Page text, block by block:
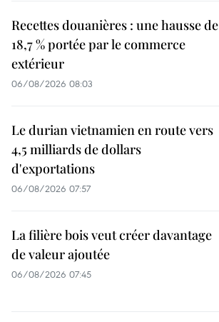
Recettes douanières : une hausse de
18,7 % portée par le commerce
extérieur
06/08/2026 08:03
Le durian vietnamien en route vers
4,5 milliards de dollars
d'exportations
06/08/2026 07:57
La filière bois veut créer davantage
de valeur ajoutée
06/08/2026 07:45